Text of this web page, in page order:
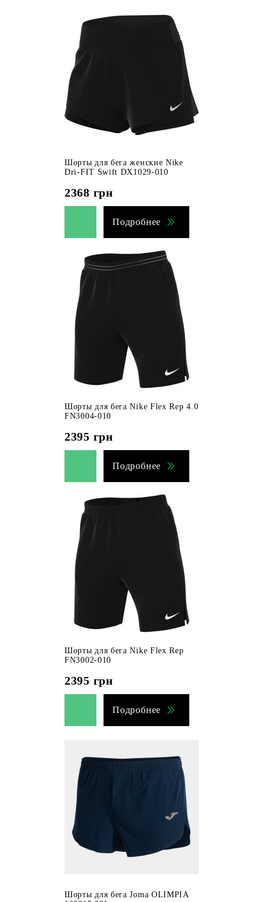
Шорты для бега женские Nike
Dri-FIT Swift DX1029-010
2368 грн
Подробнее
Шорты для бега Nike Flex Rep 4.0
FN3004-010
2395 грн
Подробнее
Шорты для бега Nike Flex Rep
FN3002-010
2395 грн
Подробнее
Шорты для бега Joma OLIMPIA